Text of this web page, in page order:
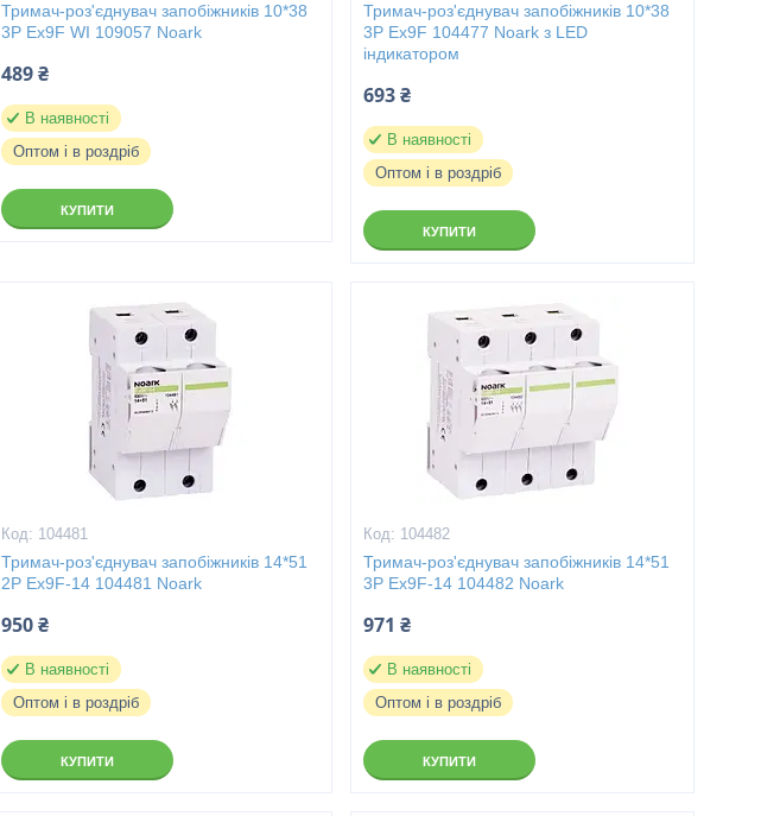
Тримач-роз'єднувач запобіжників 10*38
3P Ex9F WI 109057 Noark
489 ₴
В наявності
Оптом і в роздріб
КУПИТИ
Тримач-роз'єднувач запобіжників 10*38
3P Ex9F 104477 Noark з LED
індикатором
693 ₴
В наявності
Оптом і в роздріб
КУПИТИ
104481
Тримач-роз'єднувач запобіжників 14*51
2P Ex9F-14 104481 Noark
950 ₴
В наявності
Оптом і в роздріб
КУПИТИ
104482
Тримач-роз'єднувач запобіжників 14*51
3P Ex9F-14 104482 Noark
971 ₴
В наявності
Оптом і в роздріб
КУПИТИ